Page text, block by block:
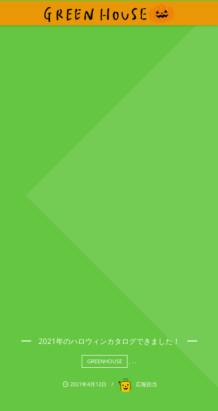
2021年のハロウィンカタログできました！
GREENHOUSE , …
2021年4月12日 広報担当